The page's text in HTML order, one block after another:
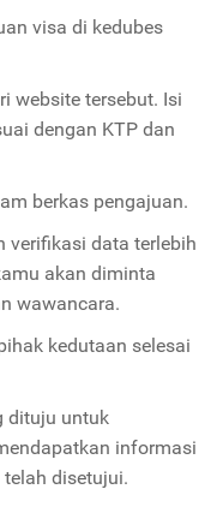
visa di kedubes
website tersebut. Isi
dengan KTP dan
berkas pengajuan.
verifikasi data terlebih
akan diminta
wawancara.
kedutaan selesai
dituju untuk
informasi
disetujui.